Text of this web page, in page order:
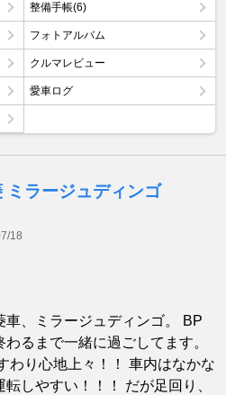
整備手帳(6)
フォトアルバム
クルマレビュー
愛車ログ
ミラージュディンゴ
18
車、ミラージュディンゴ。 BP
るまで一緒に過ごしてます。
わり心地上々！！ 車内はなかな
しやすい！！！ だが足回り、